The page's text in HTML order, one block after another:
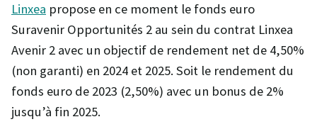
Linxea propose en ce moment le fonds euro
Suravenir Opportunités 2 au sein du contrat Linxea
Avenir 2 avec un objectif de rendement net de 4,50%
(non garanti) en 2024 et 2025. Soit le rendement du
fonds euro de 2023 (2,50%) avec un bonus de 2%
jusqu’à fin 2025.